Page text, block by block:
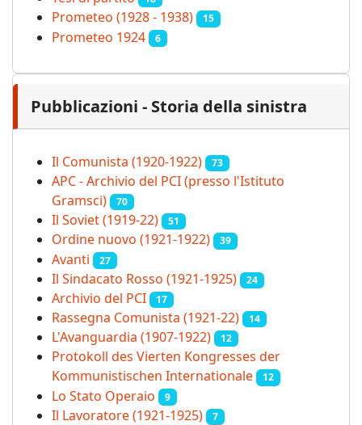
Prometeo (1928 - 1938) 15
Prometeo 1924 6
Pubblicazioni - Storia della sinistra
Il Comunista (1920-1922) 73
APC - Archivio del PCI (presso l'Istituto
Gramsci)
70
Il Soviet (1919‑22) 51
Ordine nuovo (1921-1922) 39
Avanti 27
Il Sindacato Rosso (1921-1925) 24
Archivio del PCI 17
Rassegna Comunista (1921‑22) 14
L'Avanguardia (1907-1922) 12
Protokoll des Vierten Kongresses der
Kommunistischen Internationale
12
Lo Stato Operaio 9
Il Lavoratore (1921-1925) 7